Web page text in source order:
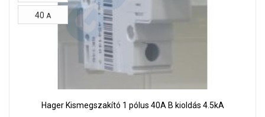
Hager Kismegszakító 1 pólus 40A B kioldás 4.5kA
40 A